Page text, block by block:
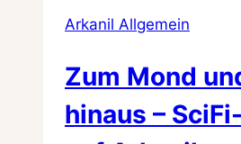
Arkanil Allgemein
Zum Mond
hinaus –